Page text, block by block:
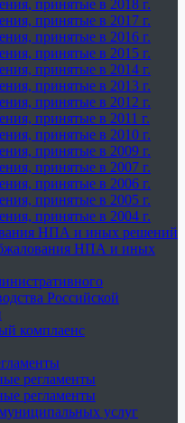
принятые в 2018 г.
принятые в 2017 г.
принятые в 2016 г.
принятые в 2015 г.
принятые в 2014 г.
принятые в 2013 г.
принятые в 2012 г.
принятые в 2011 г.
принятые в 2010 г.
принятые в 2009 г.
принятые в 2007 г.
принятые в 2006 г.
принятые в 2005 г.
принятые в 2004 г.
НПА и иных решений
НПА и иных
Российской
комплаенс
регламенты
регламенты
услуг